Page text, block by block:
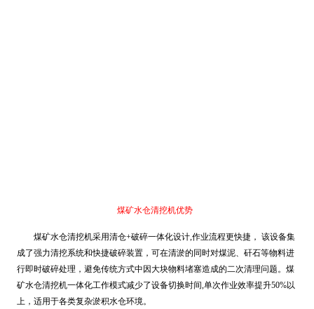
煤矿水仓清挖机优势
煤矿水仓清挖机采用清仓+破碎一体化设计,作业流程更快捷， 该设备集
成了强力清挖系统和快捷破碎装置，可在清淤的同时对煤泥、矸石等物料进
行即时破碎处理，避免传统方式中因大块物料堵塞造成的二次清理问题。煤
矿水仓清挖机一体化工作模式减少了设备切换时间,单次作业效率提升50%以
上，适用于各类复杂淤积水仓环境。